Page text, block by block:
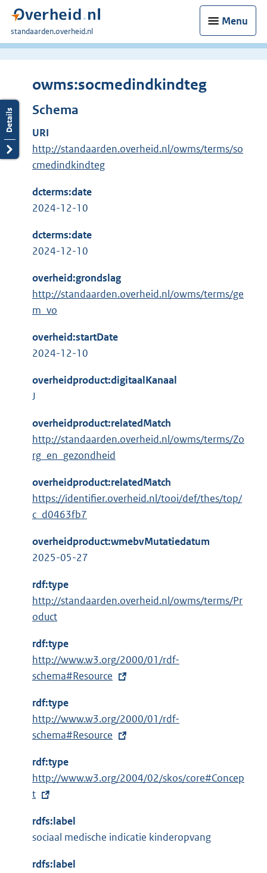
Menu
U
bent
standaarden.overheid.nl
owms:socmedindkindteg
Schema
URI
http://standaarden.overheid.nl/owms/terms/so
cmedindkindteg
dcterms:date
2024-12-10
dcterms:date
2024-12-10
overheid:grondslag
http://standaarden.overheid.nl/owms/terms/ge
m_vo
overheid:startDate
2024-12-10
overheidproduct:digitaalKanaal
J
overheidproduct:relatedMatch
http://standaarden.overheid.nl/owms/terms/Zo
rg_en_gezondheid
overheidproduct:relatedMatch
https://identifier.overheid.nl/tooi/def/thes/top/
c_d0463fb7
overheidproduct:wmebvMutatiedatum
2025-05-27
rdf:type
http://standaarden.overheid.nl/owms/terms/Pr
oduct
rdf:type
E
x
e
r
n
l
i
k
:
http://www.w3.org/2000/01/rdf-
schema#Resource
rdf:type
E
x
e
r
n
n
http://www.w3.org/2000/01/rdf-
schema#Resource
rdf:type
E
x
e
r
http://www.w3.org/2004/02/skos/core#Concep
t
rdfs:label
sociaal medische indicatie kinderopvang
rdfs:label